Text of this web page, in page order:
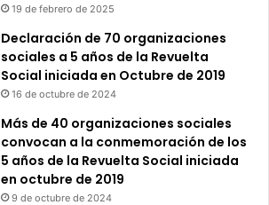
19 de febrero de 2025
Declaración de 70 organizaciones
sociales a 5 años de la Revuelta
Social iniciada en Octubre de 2019
16 de octubre de 2024
Más de 40 organizaciones sociales
convocan a la conmemoración de los
5 años de la Revuelta Social iniciada
en octubre de 2019
9 de octubre de 2024